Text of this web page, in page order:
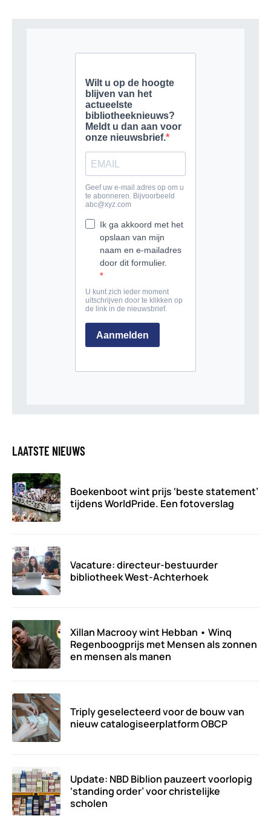
LAATSTE NIEUWS
Boekenboot wint prijs ‘beste statement’
tijdens WorldPride. Een fotoverslag
Vacature: directeur-bestuurder
bibliotheek West-Achterhoek
Xillan Macrooy wint Hebban • Winq
Regenboogprijs met Mensen als zonnen
en mensen als manen
Triply geselecteerd voor de bouw van
nieuw catalogiseerplatform OBCP
Update: NBD Biblion pauzeert voorlopig
‘standing order’ voor christelijke
scholen